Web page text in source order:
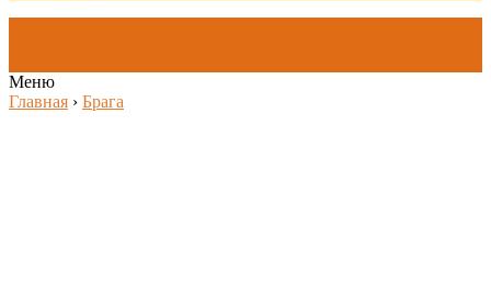
Меню
Главная › Брага